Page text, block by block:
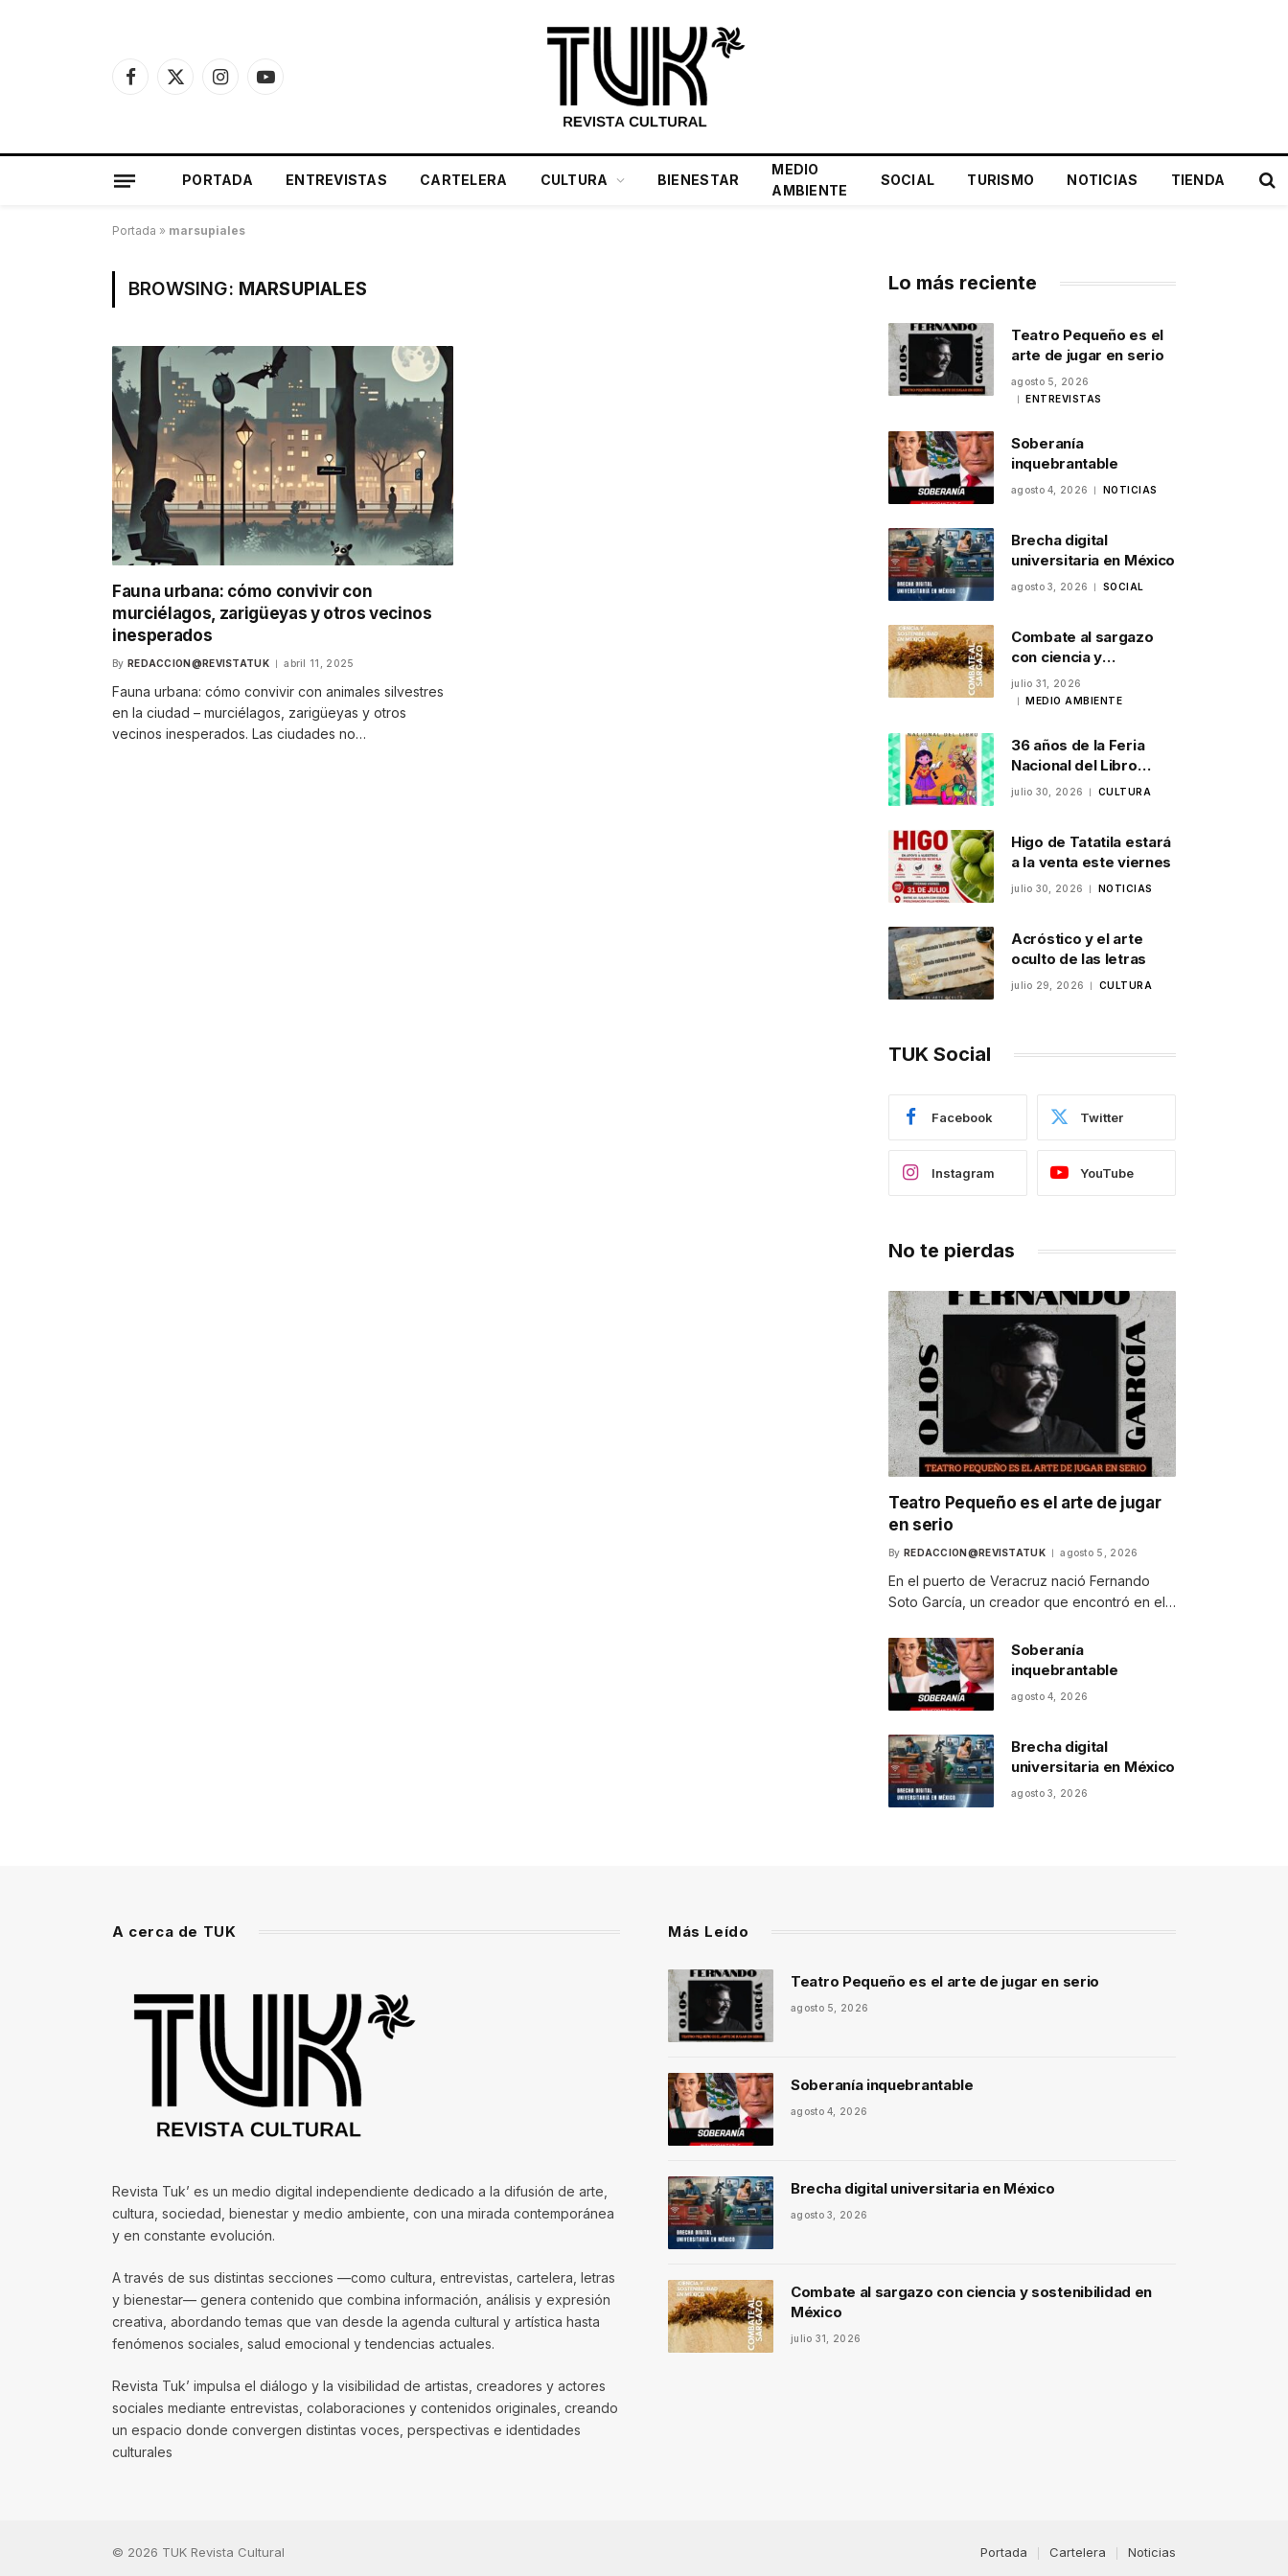
Facebook
X
InstagramYouTube
PORTADA ENTREVISTAS CARTELERA CULTURA BIENESTAR
MEDIO
AMBIENTE
SOCIAL TURISMO NOTICIAS TIENDA
Portada » marsupiales
BROWSING: MARSUPIALES
Fauna urbana: cómo convivir con
murciélagos, zarigüeyas y otros vecinos
inesperados
By REDACCION@REVISTATUK abril 11, 2025
Fauna urbana: cómo convivir con animales silvestres
en la ciudad – murciélagos, zarigüeyas y otros
vecinos inesperados. Las ciudades no…
Lo más reciente
Teatro Pequeño es el
arte de jugar en serio
agosto 5, 2026
ENTREVISTAS
Soberanía
inquebrantable
agosto 4, 2026 NOTICIAS
Brecha digital
universitaria en México
agosto 3, 2026 SOCIAL
Combate al sargazo
con ciencia y
sostenibilidad en
México
julio 31, 2026
MEDIO AMBIENTE
36 años de la Feria
Nacional del Libro
Infantil y Juvenil en
julio 30, 2026 CULTURA
Higo de Tatatila estará
a la venta este viernes
julio 30, 2026 NOTICIAS
Acróstico y el arte
oculto de las letras
julio 29, 2026 CULTURA
TUK Social
Facebook Twitter
Instagram YouTube
No te pierdas
Teatro Pequeño es el arte de jugar
en serio
By REDACCION@REVISTATUK agosto 5, 2026
En el puerto de Veracruz nació Fernando
Soto García, un creador que encontró en el…
Soberanía
inquebrantable
agosto 4, 2026
Brecha digital
universitaria en México
agosto 3, 2026
A cerca de TUK
Revista Tuk’ es un medio digital independiente dedicado a la difusión de arte,
cultura, sociedad, bienestar y medio ambiente, con una mirada contemporánea
y en constante evolución.
A través de sus distintas secciones —como cultura, entrevistas, cartelera, letras
y bienestar— genera contenido que combina información, análisis y expresión
creativa, abordando temas que van desde la agenda cultural y artística hasta
fenómenos sociales, salud emocional y tendencias actuales.
Revista Tuk’ impulsa el diálogo y la visibilidad de artistas, creadores y actores
sociales mediante entrevistas, colaboraciones y contenidos originales, creando
un espacio donde convergen distintas voces, perspectivas e identidades
culturales
Más Leído
Teatro Pequeño es el arte de jugar en serio
agosto 5, 2026
Soberanía inquebrantable
agosto 4, 2026
Brecha digital universitaria en México
agosto 3, 2026
Combate al sargazo con ciencia y sostenibilidad en
México
julio 31, 2026
© 2026 TUK Revista Cultural Portada Cartelera Noticias